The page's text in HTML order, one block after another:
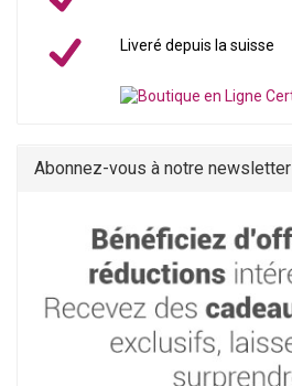
Liveré depuis la suisse
Abonnez-vous à notre newsletter